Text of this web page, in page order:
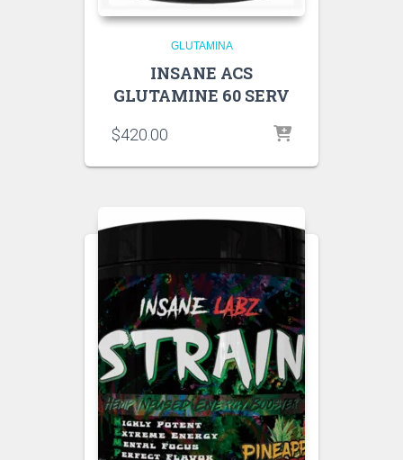
GLUTAMINA
INSANE ACS
GLUTAMINE 60 SERV
$420.00